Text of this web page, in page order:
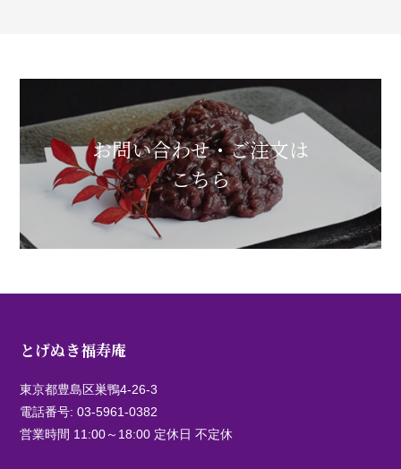
お問い合わせ・ご注文は
こちら
とげぬき福寿庵
東京都豊島区巣鴨4-26-3
電話番号:03-5961-0382
営業時間 11:00～18:00 定休日 不定休